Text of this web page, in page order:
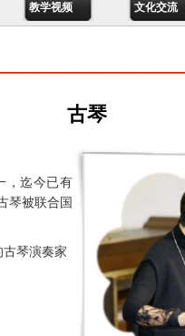
教学视频 文化交流
古琴
，迄今已有
琴被联合国
琴演奏家